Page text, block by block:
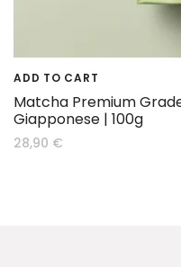
ADD TO CART
Matcha Premium
Giapponese | 100g
28,90 €